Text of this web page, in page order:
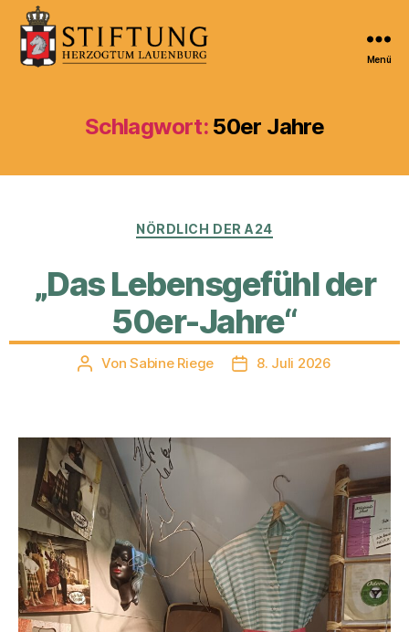
Herzogtum
Menü
Schlagwort: 50er Jahre
Kategorien
NÖRDLICH DER A24
„Das Lebensgefühl der
50er-Jahre“
Beitragsautor
VonSabine Riege Veröffentlichungsdatum
8. Juli 2026